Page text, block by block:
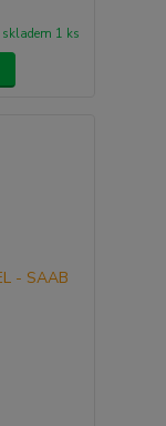
skladem 1 ks